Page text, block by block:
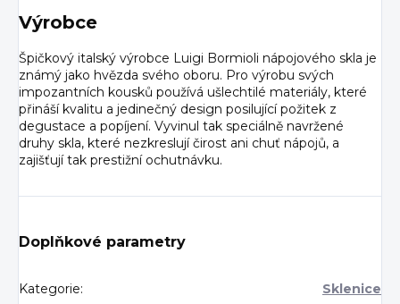
Výrobce
Špičkový italský výrobce Luigi Bormioli nápojového skla je
známý jako hvězda svého oboru. Pro výrobu svých
impozantních kousků používá ušlechtilé materiály, které
přináší kvalitu a jedinečný design posilující požitek z
degustace a popíjení. Vyvinul tak speciálně navržené
druhy skla, které nezkreslují čirost ani chuť nápojů, a
zajišťují tak prestižní ochutnávku.
Doplňkové parametry
Kategorie: Sklenice